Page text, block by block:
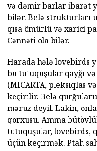
və dəmir barlar ibarət
bilər. Belə strukturları
qısa ömürlü və xarici
Cənnəti ola bilər.
Harada hələ lovebirds
bu tutuquşular qayğı
(MICARTA, pleksiqlas
keçirilir. Belə
məruz deyil. Lakin,
qorxusu. Amma
tutuquşular, lovebirds,
üçün keçirmək. Ptah